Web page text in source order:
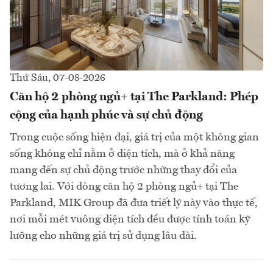
Thứ Sáu, 07-08-2026
Căn hộ 2 phòng ngủ+ tại The Parkland: Phép
cộng của hạnh phúc và sự chủ động
Trong cuộc sống hiện đại, giá trị của một không gian
sống không chỉ nằm ở diện tích, mà ở khả năng
mang đến sự chủ động trước những thay đổi của
tương lai. Với dòng căn hộ 2 phòng ngủ+ tại The
Parkland, MIK Group đã đưa triết lý này vào thực tế,
nơi mỗi mét vuông diện tích đều được tính toán kỹ
lưỡng cho những giá trị sử dụng lâu dài.